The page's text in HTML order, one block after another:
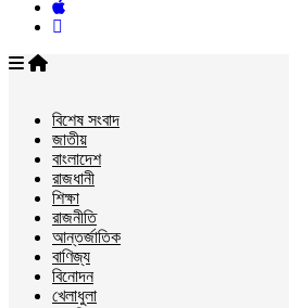
বিশেষ সংবাদ
জাতীয়
বাংলাদেশ
রাজধানী
শিক্ষা
রাজনীতি
আন্তর্জাতিক
বাণিজ্য
বিনোদন
খেলাধুলা